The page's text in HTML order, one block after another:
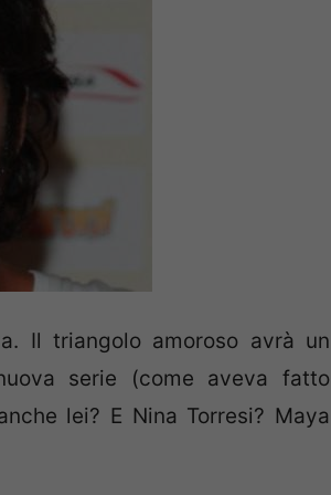
Il triangolo amoroso avrà un
serie (come aveva fatto
lei? E Nina Torresi? Maya